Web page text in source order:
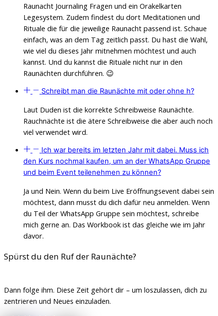
Raunacht Journaling Fragen und ein Orakelkarten
Legesystem. Zudem findest du dort Meditationen und
Rituale die für die jeweilige Raunacht passend ist. Schaue
einfach, was an dem Tag zeitlich passt. Du hast die Wahl,
wie viel du dieses Jahr mitnehmen möchtest und auch
kannst. Und du kannst die Rituale nicht nur in den
Raunächten durchführen. 😉
Schreibt man die Raunächte mit oder ohne h?
Laut Duden ist die korrekte Schreibweise Raunächte.
Rauchnächte ist die ätere Schreibweise die aber auch noch
viel verwendet wird.
Ich war bereits im letzten Jahr mit dabei. Muss ich
den Kurs nochmal kaufen, um an der WhatsApp Gruppe
und beim Event teilenehmen zu können?
Ja und Nein. Wenn du beim Live Eröffnungsevent dabei sein
möchtest, dann musst du dich dafür neu anmelden. Wenn
du Teil der WhatsApp Gruppe sein möchtest, schreibe
mich gerne an. Das Workbook ist das gleiche wie im Jahr
davor.
Spürst du den Ruf der Raunächte?
Dann folge ihm. Diese Zeit gehört dir – um loszulassen, dich zu
zentrieren und Neues einzuladen.